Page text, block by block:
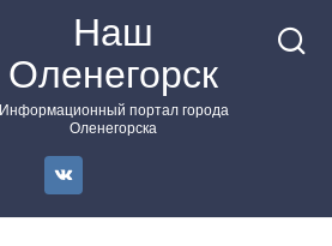
Наш
Оленегорск
Информационный портал города
Оленегорска